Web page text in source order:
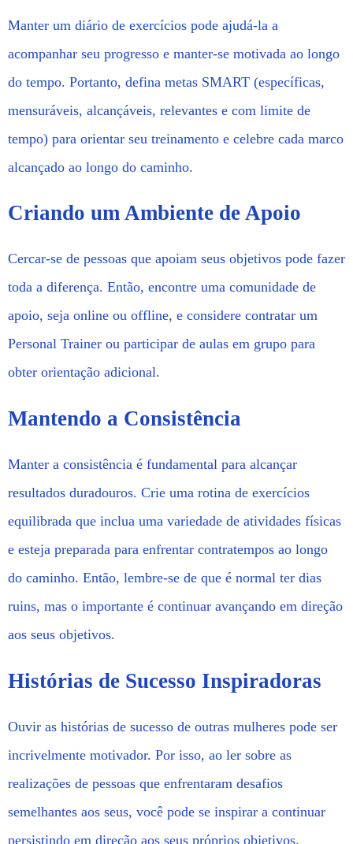
Manter um diário de exercícios pode ajudá-la a
acompanhar seu progresso e manter-se motivada ao longo
do tempo. Portanto, defina metas SMART (específicas,
mensuráveis, alcançáveis, relevantes e com limite de
tempo) para orientar seu treinamento e celebre cada marco
alcançado ao longo do caminho.
Criando um Ambiente de Apoio
Cercar-se de pessoas que apoiam seus objetivos pode fazer
toda a diferença. Então, encontre uma comunidade de
apoio, seja online ou offline, e considere contratar um
Personal Trainer ou participar de aulas em grupo para
obter orientação adicional.
Mantendo a Consistência
Manter a consistência é fundamental para alcançar
resultados duradouros. Crie uma rotina de exercícios
equilibrada que inclua uma variedade de atividades físicas
e esteja preparada para enfrentar contratempos ao longo
do caminho. Então, lembre-se de que é normal ter dias
ruins, mas o importante é continuar avançando em direção
aos seus objetivos.
Histórias de Sucesso Inspiradoras
Ouvir as histórias de sucesso de outras mulheres pode ser
incrivelmente motivador. Por isso, ao ler sobre as
realizações de pessoas que enfrentaram desafios
semelhantes aos seus, você pode se inspirar a continuar
persistindo em direção aos seus próprios objetivos.